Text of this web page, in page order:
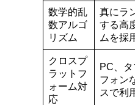
数学的乱
数アルゴ
リズム
真にラ
する高
ムを採
クロスプ
ラットフ
ォーム対
応
PC、
フォン
スで利